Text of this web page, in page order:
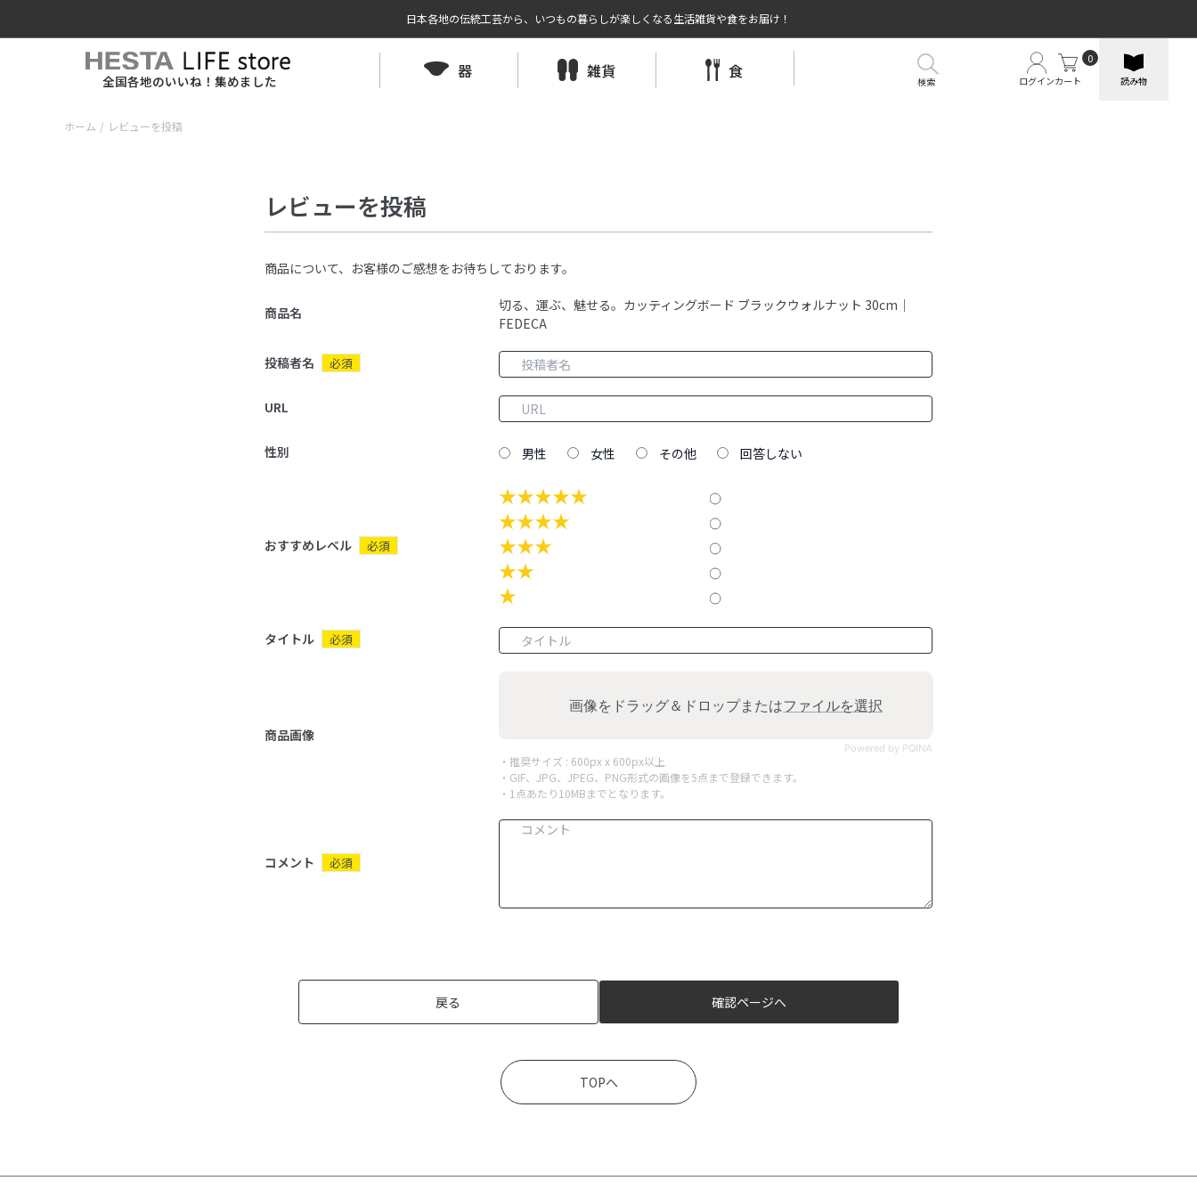
日本各地の伝統工芸から、いつもの暮らしが楽しくなる生活雑貨や食をお届け！
全国各地のいいね！集めました 器 雑貨 食 ログインカート
0
読み物
検索
ホーム / レビューを投稿
レビューを投稿
商品について、お客様のご感想をお待ちしております。
商品名
切る、運ぶ、魅せる。カッティングボード ブラックウォルナット 30cm｜
FEDECA
投稿者名 必須
URL
性別 男性 女性 その他 回答しない
おすすめレベル 必須
★★★★★
★★★★
★★★
★★
★
タイトル 必須
商品画像
Powered by PQINA
画像をドラッグ＆ドロップまたはファイルを選択
・推奨サイズ : 600px x 600px以上
・GIF、JPG、JPEG、PNG形式の画像を5点まで登録できます。
・1点あたり10MBまでとなります。
コメント 必須
戻る 確認ページへ
TOPへ